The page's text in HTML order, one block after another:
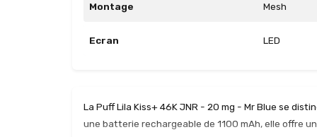
Montage Mesh
Ecran LED
La Puff Lila Kiss+ 46K JNR - 20 mg - Mr Blue se
une batterie rechargeable de 1100 mAh, elle offre